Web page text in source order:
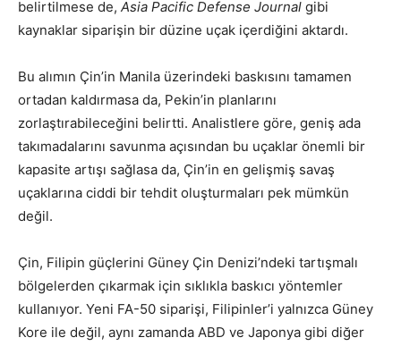
belirtilmese de, Asia Pacific Defense Journal gibi
kaynaklar siparişin bir düzine uçak içerdiğini aktardı.
Bu alımın Çin’in Manila üzerindeki baskısını tamamen
ortadan kaldırmasa da, Pekin’in planlarını
zorlaştırabileceğini belirtti. Analistlere göre, geniş ada
takımadalarını savunma açısından bu uçaklar önemli bir
kapasite artışı sağlasa da, Çin’in en gelişmiş savaş
uçaklarına ciddi bir tehdit oluşturmaları pek mümkün
değil.
Çin, Filipin güçlerini Güney Çin Denizi’ndeki tartışmalı
bölgelerden çıkarmak için sıklıkla baskıcı yöntemler
kullanıyor. Yeni FA-50 siparişi, Filipinler’i yalnızca Güney
Kore ile değil, aynı zamanda ABD ve Japonya gibi diğer